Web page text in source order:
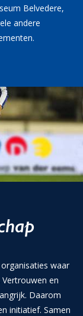
Belvedere,
andere
waar
en
Daarom
initiatief. Samen